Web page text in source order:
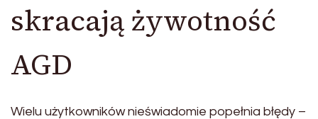
skracają żywotność
AGD
Wielu użytkowników nieświadomie popełnia błędy –